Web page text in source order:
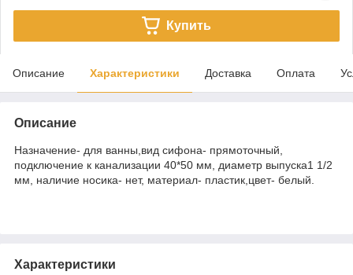
Купить
Описание Характеристики Доставка Оплата
Описание
Назначение- для ванны,вид сифона- прямоточный,
подключение к канализации 40*50 мм, диаметр выпуска1 1/2
мм, наличие носика- нет, материал- пластик,цвет- белый.
Характеристики